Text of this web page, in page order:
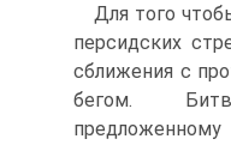
Для того
персидских
сближения с
бегом.